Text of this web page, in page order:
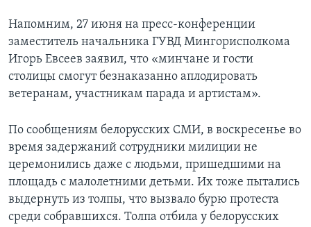
Напомним, 27 июня на пресс-конференции
заместитель начальника ГУВД Мингорисполкома
Игорь Евсеев заявил, что «минчане и гости
столицы смогут безнаказанно аплодировать
ветеранам, участникам парада и артистам».
По сообщениям белорусских СМИ, в воскресенье во
время задержаний сотрудники милиции не
церемонились даже с людьми, пришедшими на
площадь с малолетними детьми. Их тоже пытались
выдернуть из толпы, что вызвало бурю протеста
среди собравшихся. Толпа отбила у белорусских